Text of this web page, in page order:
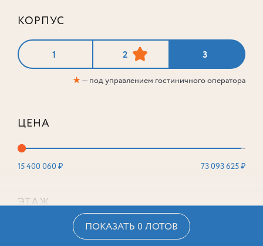
КОРПУС
1 2 3
★— под управлением гостиничного оператора
ЦЕНА
15 400 060 ₽ 73 093 625 ₽
ЭТАЖ
ПОКАЗАТЬ 0 ЛОТОВ